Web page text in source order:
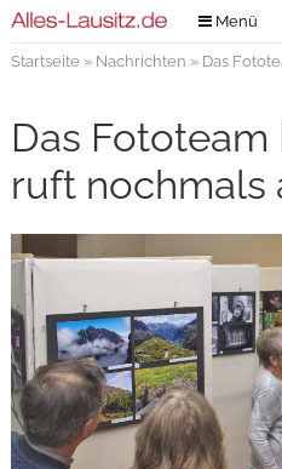
Menü
Verlag
Kontakt
Impressum
Digitale
Startseite» Nachrichten » Das
Das
ruft nochmals